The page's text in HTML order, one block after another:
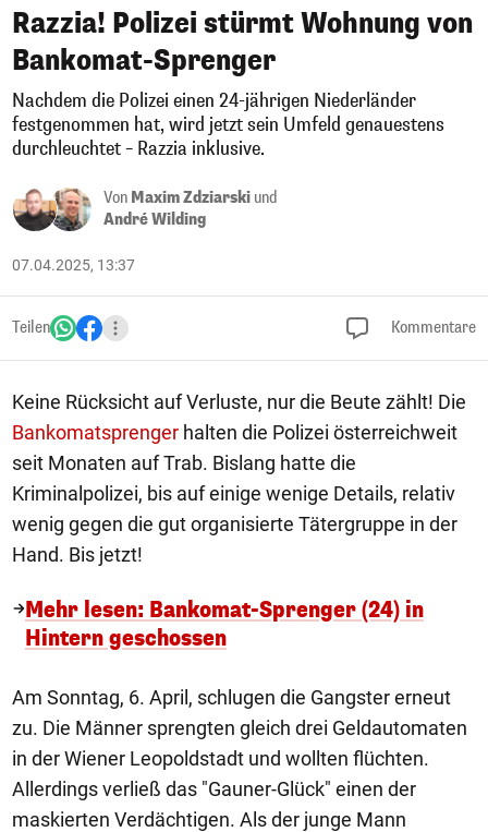
Razzia! Polizei stürmt Wohnung von
Bankomat-Sprenger
Nachdem die Polizei einen 24-jährigen Niederländer
festgenommen hat, wird jetzt sein Umfeld genauestens
durchleuchtet – Razzia inklusive.
Von Maxim Zdziarski und
André Wilding
07.04.2025, 13:37
Teilen Kommentare
Keine Rücksicht auf Verluste, nur die Beute zählt! Die
Bankomatsprenger halten die Polizei österreichweit
seit Monaten auf Trab. Bislang hatte die
Kriminalpolizei, bis auf einige wenige Details, relativ
wenig gegen die gut organisierte Tätergruppe in der
Hand. Bis jetzt!
Mehr lesen: Bankomat-Sprenger (24) in
Hintern geschossen
Am Sonntag, 6. April, schlugen die Gangster erneut
zu. Die Männer sprengten gleich drei Geldautomaten
in der Wiener Leopoldstadt und wollten flüchten.
Allerdings verließ das "Gauner-Glück" einen der
maskierten Verdächtigen. Als der junge Mann